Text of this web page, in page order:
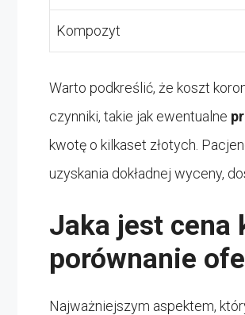
Kompozyt
Warto podkreślić, że koszt
czynniki, takie jak ewentualne
kwotę o kilkaset złotych.
uzyskania dokładnej wyceny,
Jaka jest cena
porównanie
Najważniejszym aspektem,